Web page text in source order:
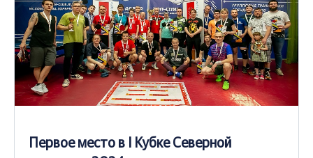
Первое место в I Кубке Северной